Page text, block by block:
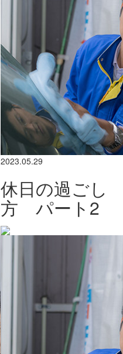
2023.05.29
休日の過ごし
方 パート2